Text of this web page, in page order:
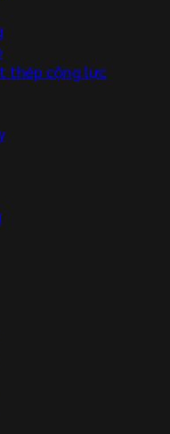
thép cộng lực